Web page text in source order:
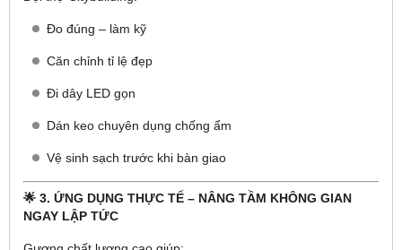
Đo đúng – làm kỹ
Căn chỉnh tỉ lệ đẹp
Đi dây LED gọn
Dán keo chuyên dụng chống ẩm
Vệ sinh sạch trước khi bàn giao
🌟 3. ỨNG DỤNG THỰC TẾ – NÂNG TẦM KHÔNG GIAN
NGAY LẬP TỨC